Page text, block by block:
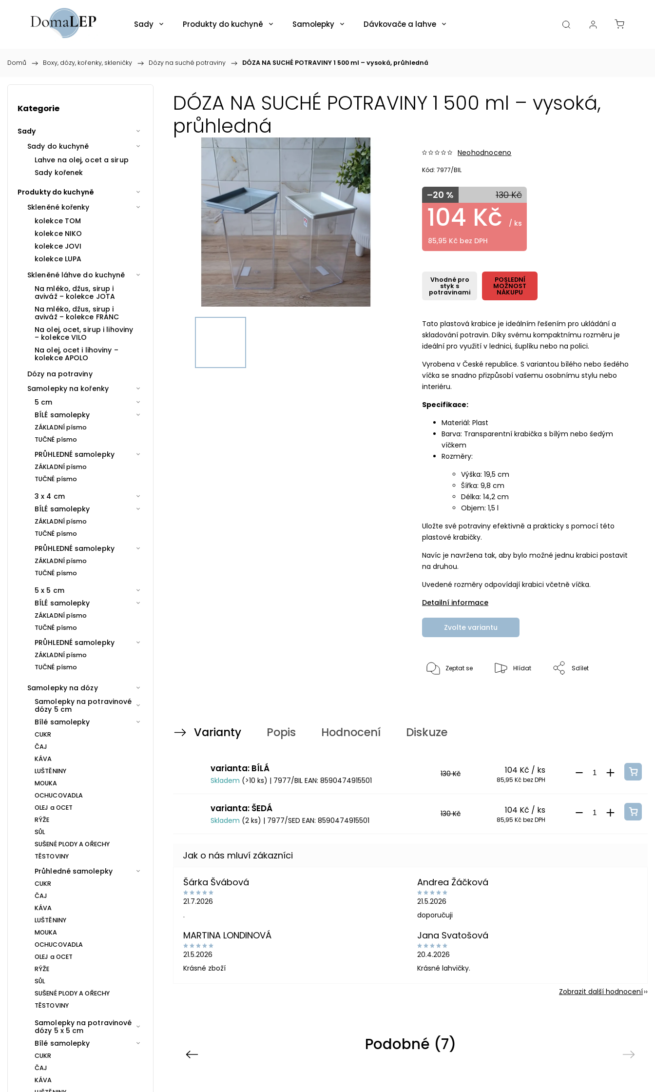
Sady Produkty do kuchyně Samolepky Dávkovače a lahve Boxy, dózy, kořenky, skleničky Akce
Domů / Boxy, dózy, kořenky, skleničky / Dózy na suché potraviny / DÓZA NA SUCHÉ POTRAVINY 1 500 ml – vysoká, průhledná
Kategorie
Sady
Sady do kuchyně
Lahve na olej, ocet a sirup
Sady kořenek
Produkty do kuchyně
Skleněné kořenky
kolekce TOM
kolekce NIKO
kolekce JOVI
kolekce LUPA
Skleněné láhve do kuchyně
Na mléko, džus, sirup i
aviváž – kolekce JOTA
Na mléko, džus, sirup i
aviváž – kolekce FRANC
Na olej, ocet, sirup i lihoviny
– kolekce VILO
Na olej, ocet i lihoviny –
kolekce APOLO
Dózy na potraviny
Samolepky na kořenky
5 cm
BÍLÉ samolepky
ZÁKLADNÍ písmo
TUČNÉ písmo
PRŮHLEDNÉ samolepky
ZÁKLADNÍ písmo
TUČNÉ písmo
3 x 4 cm
BÍLÉ samolepky
ZÁKLADNÍ písmo
TUČNÉ písmo
PRŮHLEDNÉ samolepky
ZÁKLADNÍ písmo
TUČNÉ písmo
5 x 5 cm
BÍLÉ samolepky
ZÁKLADNÍ písmo
TUČNÉ písmo
PRŮHLEDNÉ samolepky
ZÁKLADNÍ písmo
TUČNÉ písmo
Samolepky na dózy
Samolepky na potravinové
dózy 5 cm
Bílé samolepky
CUKR
ČAJ
KÁVA
LUŠTĚNINY
MOUKA
OCHUCOVADLA
OLEJ a OCET
RÝŽE
SŮL
SUŠENÉ PLODY A OŘECHY
TĚSTOVINY
Průhledné samolepky
CUKR
ČAJ
KÁVA
LUŠTĚNINY
MOUKA
OCHUCOVADLA
OLEJ a OCET
RÝŽE
SŮL
SUŠENÉ PLODY A OŘECHY
TĚSTOVINY
Samolepky na potravinové
dózy 5 x 5 cm
Bílé samolepky
CUKR
ČAJ
KÁVA
DÓZA NA SUCHÉ POTRAVINY 1 500 ml – vysoká,
průhledná
Neohodnoceno
130 Kč
–20 %
104 Kč
/ ks
85,95 Kč bez DPH
Kód: 7977/BIL
Vhodné pro
styk s
potravinami
POSLEDNÍ
MOŽNOST
NÁKUPU
Tato plastová krabice je ideálním řešením pro ukládání a
skladování potravin. Díky svému kompaktnímu rozměru je
ideální pro využití v lednici, šuplíku nebo na polici.
Vyrobena v České republice. S variantou bílého nebo šedého
víčka se snadno přizpůsobí vašemu osobnímu stylu nebo
interiéru.
Specifikace:
Materiál: Plast
Barva: Transparentní krabička s bílým nebo šedým
víčkem
Rozměry:
Výška: 19,5 cm
Šířka: 9,8 cm
Délka: 14,2 cm
Objem: 1,5 l
Uložte své potraviny efektivně a prakticky s pomocí této
plastové krabičky.
Navíc je navržena tak, aby bylo možné jednu krabici postavit
na druhou.
Uvedené rozměry odpovídají krabici včetně víčka.
Detailní informace
Zvolte variantu
Zeptat se Hlídat Sdílet
Varianty Popis Hodnocení Diskuze
varianta: BÍLÁ
Skladem (>10 ks) | 7977/BIL EAN: 8590474915501
130 Kč 104 Kč / ks
85,95 Kč bez DPH
varianta: ŠEDÁ
Skladem (2 ks) | 7977/SED EAN: 8590474915501
130 Kč 104 Kč / ks
85,95 Kč bez DPH
Šárka Švábová
21.7.2026
.
Andrea Žáčková
21.5.2026
doporučuji
MARTINA LONDINOVÁ
21.5.2026
Krásné zboží
Jana Svatošová
20.4.2026
Krásné lahvičky.
Zobrazit další hodnocení
Podobné (7)
Previous Next